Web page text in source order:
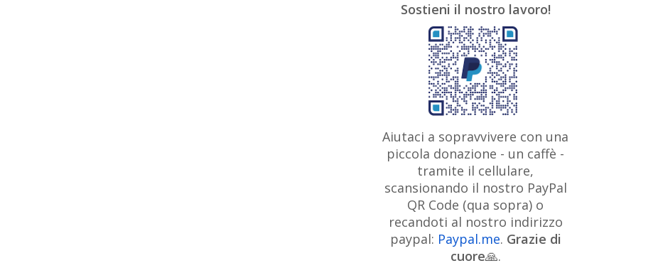
Algerian painter American Art
Argentine Art Armenian painter
Art history Art Institute of Chicago
Art Quotes - Literature
Australian Art Austrian Art
Austro-Hungarian Art Awarded
Artist
Baroque Art
Belarusian
Art Belgian Art Bohemian Art Bolivian
Bosnian Art Brazilian Art British
Art British Museum Brooklyn Museum
Bulgarian Art Burmese Art Canadian
Art
Caravaggio
Chilean Art
Chinese Art Christie's
Claude
Cleveland Museum of Art
Sostieni il nostro lavoro!
Aiutaci a sopravvivere con una
piccola donazione - un caffè -
tramite il cellulare,
scansionando il nostro PayPal
QR Code (qua sopra) o
recandoti al nostro indirizzo
paypal: Paypal.me. Grazie di
cuore🙏.